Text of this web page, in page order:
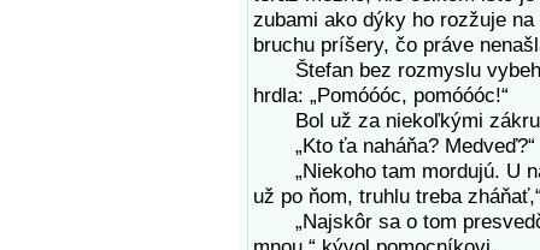
zubami ako dýky ho rozžuje
bruchu príšery, čo práve
Štefan bez rozmyslu
hrdla: „Pomóóóc, pomóóóc!“
Bol už za niekoľkými
„Kto ťa naháňa? Medveď?“
„Niekoho tam mordujú. U
už po ňom, truhlu treba
„Najskôr sa o tom